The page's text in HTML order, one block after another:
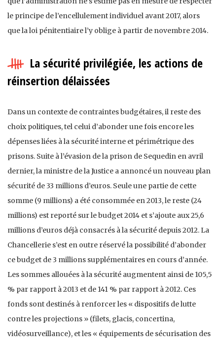
le principe de l’encellulement individuel avant 2017, alors
que la loi pénitentiaire l’y oblige à partir de novembre 2014.
La sécurité privilégiée, les actions de
réinsertion délaissées
Dans un contexte de contraintes budgétaires, il reste des
choix politiques, tel celui d’abonder une fois encore les
dépenses liées à la sécurité interne et périmétrique des
prisons. Suite à l’évasion de la prison de Sequedin en avril
dernier, la ministre de la Justice a annoncé un nouveau plan
sécurité de 33 millions d’euros. Seule une partie de cette
somme (9 millions) a été consommée en 2013, le reste (24
millions) est reporté sur le budget 2014 et s’ajoute aux 25,6
millions d’euros déjà consacrés à la sécurité depuis 2012. La
Chancellerie s’est en outre réservé la possibilité d’abonder
ce budget de 3 millions supplémentaires en cours d’année.
Les sommes allouées à la sécurité augmentent ainsi de 105,5
% par rapport à 2013 et de 141 % par rapport à 2012. Ces
fonds sont destinés à renforcer les « dispositifs de lutte
contre les projections » (filets, glacis, concertina,
vidéosurveillance), et les « équipements de sécurisation des